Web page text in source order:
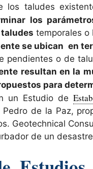
taludes
los
temporales o
se ubican en
pendientes o de
resultan en la
para
un Estudio de
de la Paz,
Geotechnical
de un